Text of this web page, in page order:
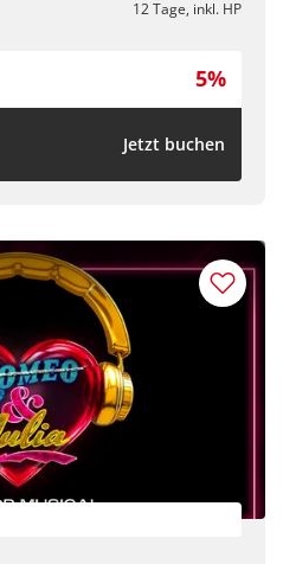
12 Tage, inkl. HP
5%
Jetzt buchen